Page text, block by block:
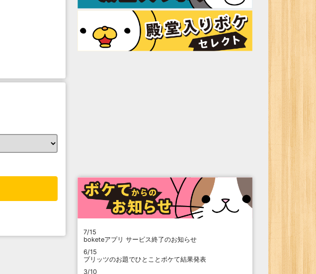
7/15
boketeアプリ サービス終了のお知らせ
6/15
プリッツのお題でひとことボケて結果発表
3/10